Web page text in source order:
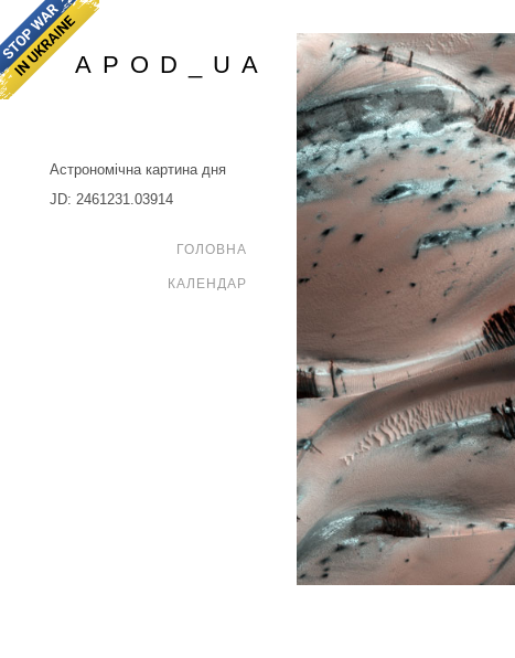
APOD_UA
Астрономічна картина дня
JD: 2461231.03914
ГОЛОВНА
КАЛЕНДАР